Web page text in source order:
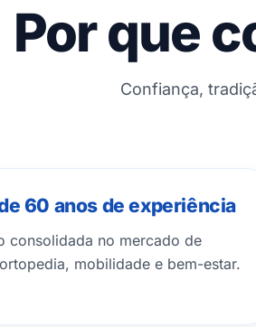
Por que
Confiança,
60 anos de experiência
consolidada no mercado de
mobilidade e bem-estar.